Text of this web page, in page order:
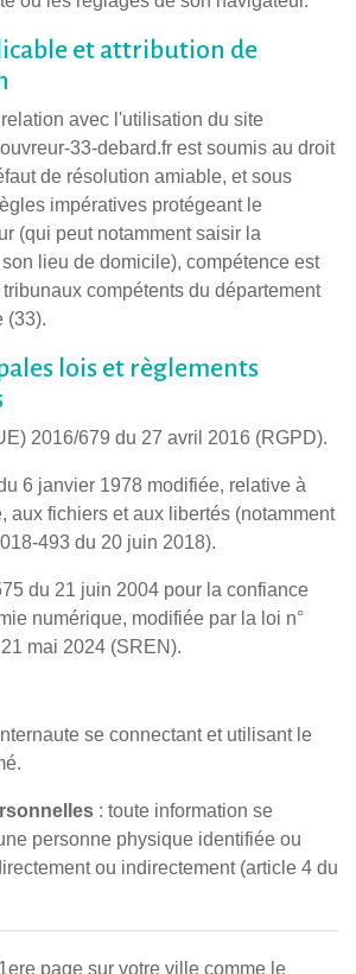
et attribution de
avec l'utilisation du site
33-debard.fr est soumis au droit
de résolution amiable, et sous
impératives protégeant le
(qui peut notamment saisir la
lieu de domicile), compétence est
compétents du département
(33).
lois et règlements
2016/679 du 27 avril 2016 (RGPD).
6 janvier 1978 modifiée, relative à
aux fichiers et aux libertés (notamment
493 du 20 juin 2018).
du 21 juin 2004 pour la confiance
numérique, modifiée par la loi n°
mai 2024 (SREN).
se connectant et utilisant le
: toute information se
personne physique identifiée ou
ou indirectement (article 4 du
page sur votre ville comme le